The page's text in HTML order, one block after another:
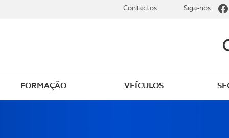
FORMAÇÃO VEÍCULOS
Contactos Siga-nos